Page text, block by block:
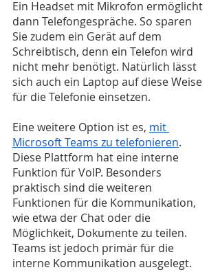
Ein Headset mit Mikrofon ermöglicht
dann Telefongespräche. So sparen
Sie zudem ein Gerät auf dem
Schreibtisch, denn ein Telefon wird
nicht mehr benötigt. Natürlich lässt
sich auch ein Laptop auf diese Weise
für die Telefonie einsetzen.
Eine weitere Option ist es, mit
Microsoft Teams zu telefonieren.
Diese Plattform hat eine interne
Funktion für VoIP. Besonders
praktisch sind die weiteren
Funktionen für die Kommunikation,
wie etwa der Chat oder die
Möglichkeit, Dokumente zu teilen.
Teams ist jedoch primär für die
interne Kommunikation ausgelegt.